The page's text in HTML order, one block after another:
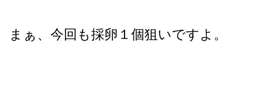
まぁ、今回も採卵１個狙いですよ。